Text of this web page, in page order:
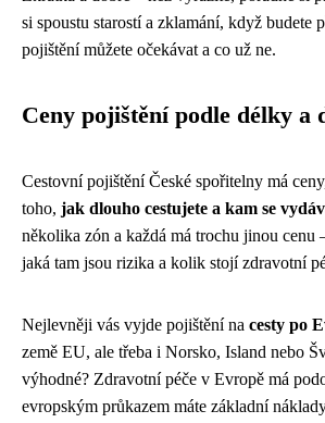
si spoustu starostí a zklamání, když budete
pojištění můžete očekávat a co už ne.
Ceny pojištění podle délky a
Cestovní pojištění České spořitelny má
toho, jak dlouho cestujete a kam se
několika zón a každá má trochu jinou cenu
jaká tam jsou rizika a kolik stojí zdravotní
Nejlevněji vás vyjde pojištění na cesty po
země EU, ale třeba i Norsko, Island nebo
výhodné? Zdravotní péče v Evropě má
evropským průkazem máte základní